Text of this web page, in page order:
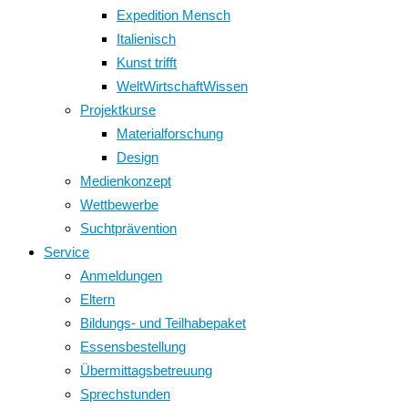
Expedition Mensch
Italienisch
Kunst trifft
WeltWirtschaftWissen
Projektkurse
Materialforschung
Design
Medienkonzept
Wettbewerbe
Suchtprävention
Service
Anmeldungen
Eltern
Bildungs- und Teilhabepaket
Essensbestellung
Übermittagsbetreuung
Sprechstunden